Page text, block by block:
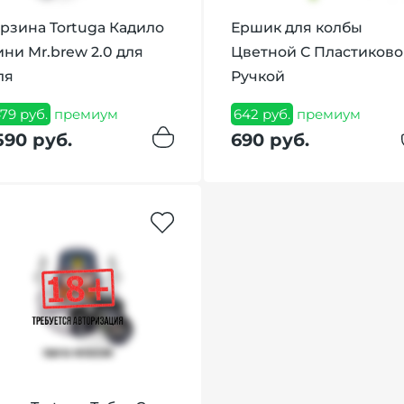
Tortuga Кадило
Mr.brew 2.0 для
руб. премиум
руб.
Ершик для колбы
Цветной С
Ручкой
642 руб. премиум
690 руб.